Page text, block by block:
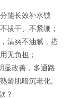
能长效补水锁
拔干、不紧绷；
清爽不油腻，搭
无负担；
显改善，多通路
龄肌暗沉老化。
？